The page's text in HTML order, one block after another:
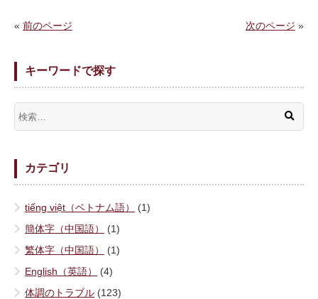
« 前のページ 次のページ »
キーワードで探す
カテゴリ
tiếng việt（ベトナム語）
(1)
簡体字（中国語）
(1)
繁体字（中国語）
(1)
English（英語）
(4)
体調のトラブル (123)